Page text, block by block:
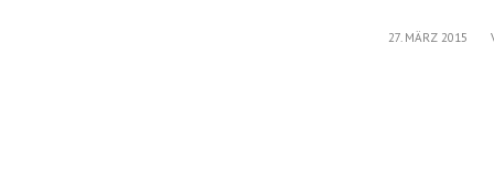
27. MÄRZ 2015
/